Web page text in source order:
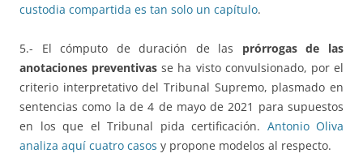
custodia compartida es tan solo un capítulo.
5.- El cómputo de duración de las prórrogas de las
anotaciones preventivasse ha visto convulsionado, por el
criterio interpretativo del Tribunal Supremo, plasmado en
sentencias como la de 4 de mayo de 2021 para supuestos
en los que el Tribunal pida certificación. Antonio Oliva
analiza aquí cuatro casos y propone modelos al respecto.